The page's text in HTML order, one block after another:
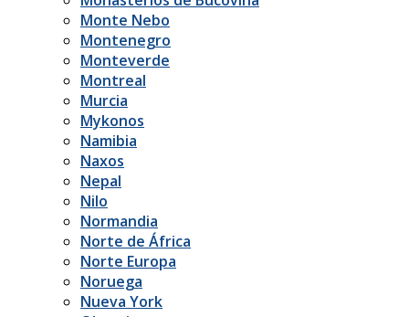
Monte Nebo
Montenegro
Monteverde
Montreal
Murcia
Mykonos
Namibia
Naxos
Nepal
Nilo
Normandia
Norte de África
Norte Europa
Noruega
Nueva York